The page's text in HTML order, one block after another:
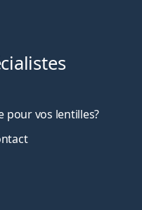
pour vos lentilles?